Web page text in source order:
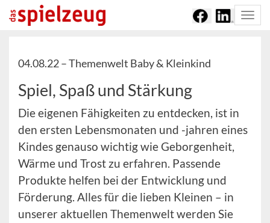
04.08.22 –Themenwelt Baby & Kleinkind
Spiel, Spaß und Stärkung
Die eigenen Fähigkeiten zu entdecken, ist in
den ersten Lebensmonaten und -jahren eines
Kindes genauso wichtig wie Geborgenheit,
Wärme und Trost zu erfahren. Passende
Produkte helfen bei der Entwicklung und
Förderung. Alles für die lieben Kleinen – in
unserer aktuellen Themenwelt werden Sie